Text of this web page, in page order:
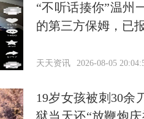
“不听话揍你”温州
的第三方保姆，已
天天资讯 2026-08-05
19岁女孩被刺30余
狱当天还“放鞭炮